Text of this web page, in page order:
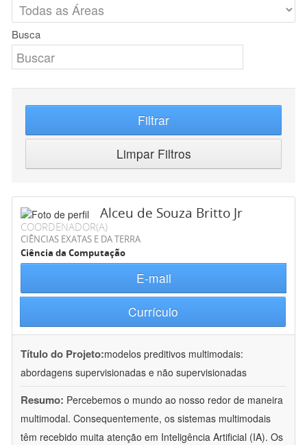
Busca
Filtrar
Limpar Filtros
Alceu de Souza Britto Jr
COORDENADOR(A)
CIÊNCIAS EXATAS E DA TERRA
Ciência da Computação
E-mail
Currículo
Título do Projeto:modelos preditivos multimodais:
abordagens supervisionadas e não supervisionadas
Resumo: Percebemos o mundo ao nosso redor de maneira
multimodal. Consequentemente, os sistemas multimodais
têm recebido muita atenção em Inteligência Artificial (IA). Os